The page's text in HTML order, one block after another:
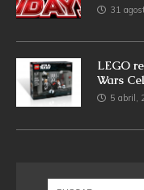
31
LEGO
Wars
5 abril,